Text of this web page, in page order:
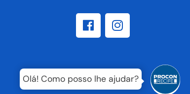
Olá! Como posso lhe ajudar?